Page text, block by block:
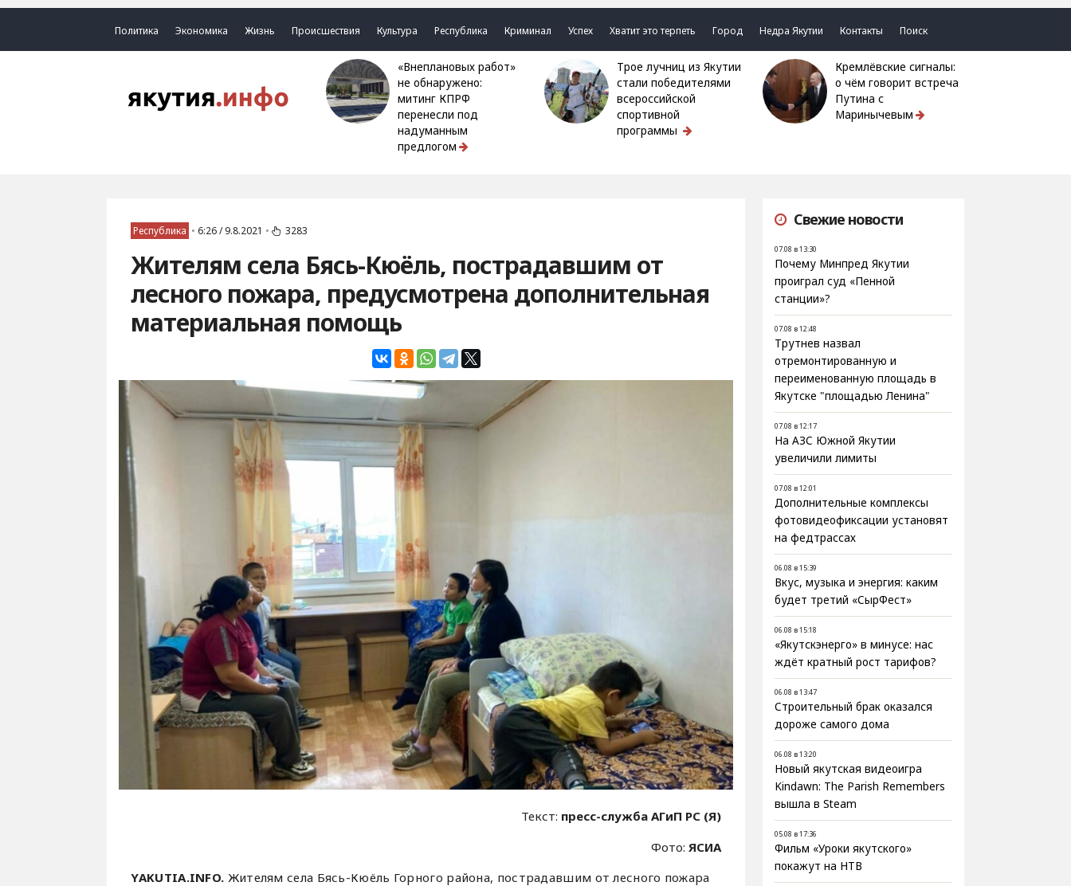
Политика Экономика Жизнь Происшествия Культура Республика Криминал Успех Хватит это терпеть Город Недра Якутии Контакты Поиск
«Внеплановых работ»
не обнаружено:
митинг КПРФ
перенесли под
надуманным
предлогом
Трое лучниц из Якутии
стали победителями
всероссийской
спортивной
программы
Кремлёвские сигналы:
о чём говорит встреча
Путина с
Маринычевым
Республика • 6:26 / 9.8.2021 • 3283
Жителям села Бясь-Кюёль, пострадавшим от
лесного пожара, предусмотрена дополнительная
материальная помощь
Текст: пресс-служба АГиП РС (Я)
Фото:ЯСИА
YAKUTIA.INFO. Жителям села Бясь-Кюёль Горного района, пострадавшим от лесного пожара
Свежие новости
07.08 в 13:30
Почему Минпред Якутии
проиграл суд «Пенной
станции»?
07.08 в 12:48
Трутнев назвал
отремонтированную и
переименованную площадь в
Якутске "площадью Ленина"
07.08 в 12:17
На АЗС Южной Якутии
увеличили лимиты
07.08 в 12:01
Дополнительные комплексы
фотовидеофиксации установят
на федтрассах
06.08 в 15:39
Вкус, музыка и энергия: каким
будет третий «СырФест»
06.08 в 15:18
«Якутскэнерго» в минусе: нас
ждёт кратный рост тарифов?
06.08 в 13:47
Строительный брак оказался
дороже самого дома
06.08 в 13:20
Новый якутская видеоигра
Kindawn: The Parish Remembers
вышла в Steam
05.08 в 17:36
Фильм «Уроки якутского»
покажут на НТВ